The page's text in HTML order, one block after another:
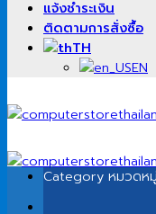
แจ้งชำระเงิน
ติดตามการสั่งซื้อ
TH
EN
Category หมวดห